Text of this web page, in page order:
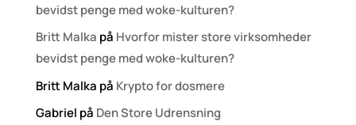
bevidst penge med woke-kulturen?
Britt Malka på Hvorfor mister store virksomheder
bevidst penge med woke-kulturen?
Britt Malka på Krypto for dosmere
Gabriel på Den Store Udrensning